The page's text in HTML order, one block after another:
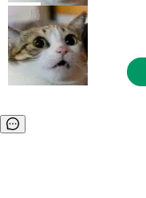
览版，这件事本身就够说
它一起来的还有两...
音频的视频，最高 15 秒
子：扔进去一段参考视频
镜）、一张人物图片、一
言告诉模型你要什么
这个"自己搞定"说起来轻巧
uo 01 和 02），每一代都
的密码分析成果后，写了
「一些想法」，但内容不
做了什么。他们让未发布
型去跑密码分析，出了两
量子签名方案 HAWK，另
话说，「可能直接杀死了
局